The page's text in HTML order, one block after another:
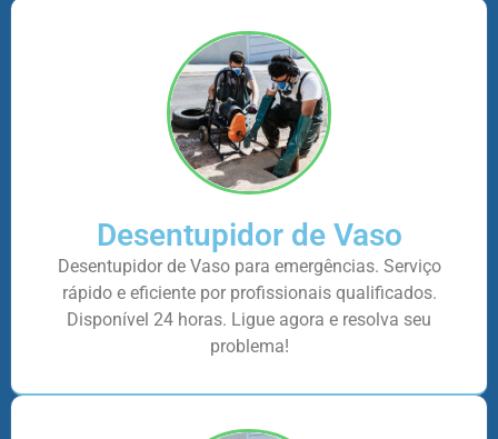
Desentupidor de Vaso
Desentupidor de Vaso para emergências. Serviço
rápido e eficiente por profissionais qualificados.
Disponível 24 horas. Ligue agora e resolva seu
problema!